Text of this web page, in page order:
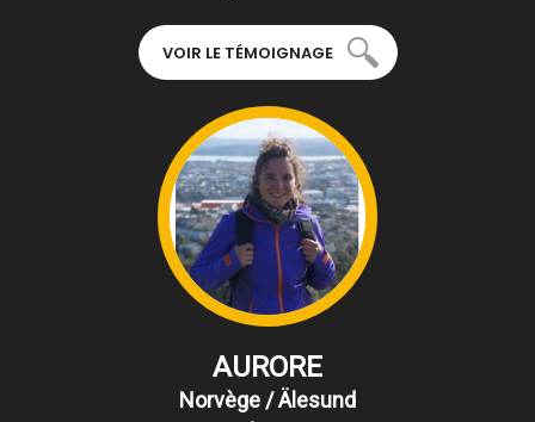
VOIR LE TÉMOIGNAGE
AURORE
Norvège / Älesund